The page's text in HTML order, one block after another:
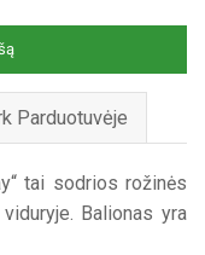
Parduotuvėje
tai sodrios rožinės
Balionas yra